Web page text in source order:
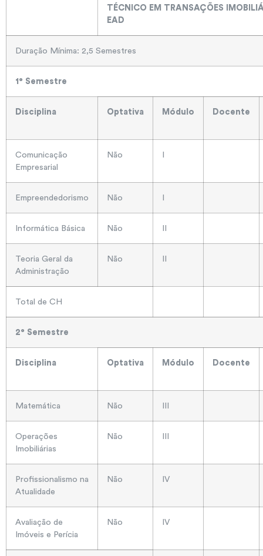
TÉCNICO EM TRANSAÇÕES
EAD
Duração Mínima: 2,5 Semestres
1° Semestre
Disciplina Optativa Módulo Docente
Comunicação
Empresarial
Não
Empreendedorismo Não
Informática Básica Não
Teoria Geral da
Administração
Não
Total de CH
2° Semestre
Disciplina Optativa Módulo Docente
Matemática Não
Operações
Imobiliárias
Não
Profissionalismo na
Atualidade
Não IV
Avaliação de
Imóveis e Perícia
Não IV